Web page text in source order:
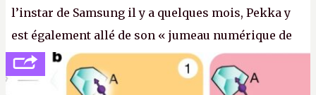
l’instar de Samsung il y a quelques mois, Pekka y
est également allé de son « jumeau numérique de
tout » et de l’importance des metasangsues, qu’il
considère comme «
la prochaine grande plateforme